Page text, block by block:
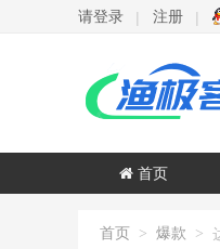
请登录 | 注册 |
首页
首页 > 爆款 >